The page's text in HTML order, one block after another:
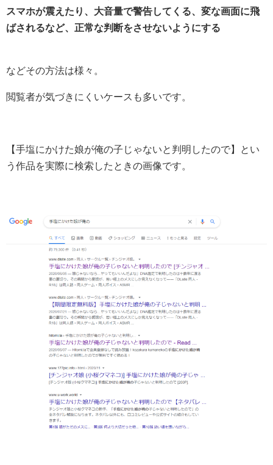
スマホが震えたり、大音量で警告してくる、変な画面に飛
ばされるなど、正常な判断をさせないようにする
などその方法は様々。
閲覧者が気づきにくいケースも多いです。
【手塩にかけた娘が俺の子じゃないと判明したので】とい
う作品を実際に検索したときの画像です。